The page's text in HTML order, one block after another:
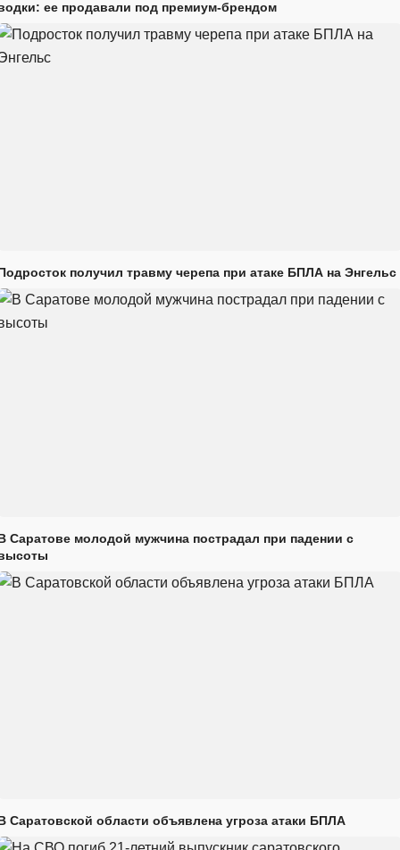
ее продавали под премиум-брендом
получил травму черепа при атаке БПЛА на Энгельс
Саратове молодой мужчина пострадал при падении с
Саратовской области объявлена угроза атаки БПЛА